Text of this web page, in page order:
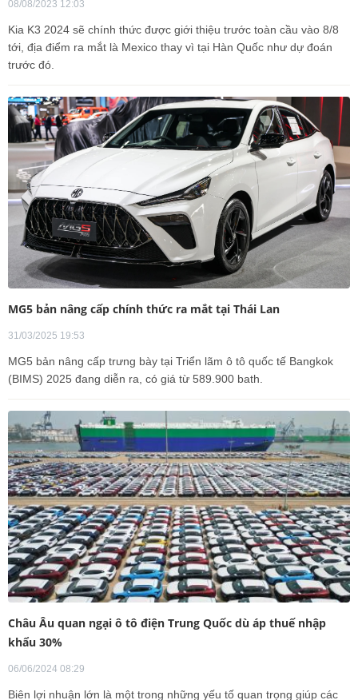
08/08/2023 12:03
Kia K3 2024 sẽ chính thức được giới thiệu trước toàn cầu vào 8/8
tới, địa điểm ra mắt là Mexico thay vì tại Hàn Quốc như dự đoán
trước đó.
MG5 bản nâng cấp chính thức ra mắt tại Thái Lan
31/03/2025 19:53
MG5 bản nâng cấp trưng bày tại Triển lãm ô tô quốc tế Bangkok
(BIMS) 2025 đang diễn ra, có giá từ 589.900 bath.
Châu Âu quan ngại ô tô điện Trung Quốc dù áp thuế nhập
khẩu 30%
06/06/2024 08:29
Biên lợi nhuận lớn là một trong những yếu tố quan trọng giúp các